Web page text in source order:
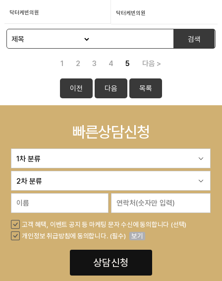
닥터케빈의원 닥터케빈의원
검색
1 2 3 4 5 다음 >
이전 다음 목록
빠른상담신청
고객 혜택, 이벤트 공지 등 마케팅 문자 수신에 동의합니다 (선택)
개인정보 취급방침에 동의합니다. (필수)
보기
상담신청